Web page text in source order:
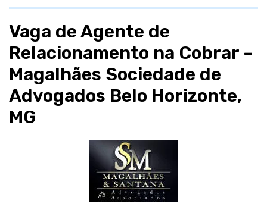
Vaga de Agente de
Relacionamento na Cobrar –
Magalhães Sociedade de
Advogados Belo Horizonte,
MG